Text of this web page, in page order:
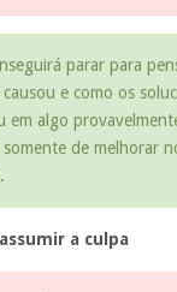
parar para
e como os
em algo
somente de melhorar
a culpa